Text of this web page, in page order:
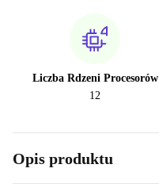
Liczba Rdzeni Procesorów
12
Opis produktu